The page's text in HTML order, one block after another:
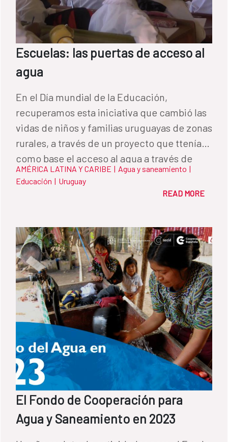
Escuelas: las puertas de acceso al
agua
En el Día mundial de la Educación,
recuperamos esta iniciativa que cambió las
vidas de niños y familias uruguayas de zonas
rurales, a través de un proyecto que ttenía
como base el acceso al agua a través de
centros educacionales.
AMÉRICA LATINA Y CARIBE | Agua y saneamiento |
Educación | Uruguay
READ MORE
El Fondo de Cooperación para
Agua y Saneamiento en 2023